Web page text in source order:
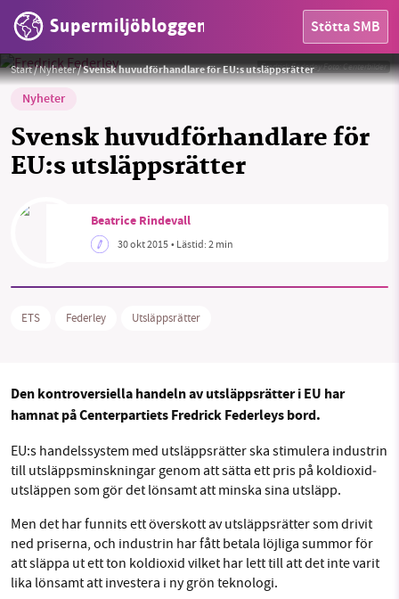
Supermiljöbloggen Stötta SMB
HEM
MILJÖFAKTA
OM OSS
Facebook Instagram BlueSky
Threads LinkedIn
Start/Nyheter/Svensk huvudförhandlare för EU:s utsläppsrätter
Nyheter
Svensk huvudförhandlare för
EU:s utsläppsrätter
Fredrick FederleyFoto:Centerbilder
Beatrice Rindevall
30 okt 2015• Lästid:2 min
ETS Federley Utsläppsrätter
Den kontroversiella handeln av utsläppsrätter i EU har
hamnat på Centerpartiets Fredrick Federleys bord.
EU:s han­dels­sy­stem med ut­släpps­rät­ter ska stimulera industrin
till ut­släpps­minsk­ning­ar genom att sätta ett pris på kol­di­ox­id­
ut­släp­pen som gör det lönsamt att minska sina utsläpp.
Men det har funnits ett överskott av ut­släpps­rät­ter som drivit
ned priserna, och industrin har fått betala löjliga summor för
att släppa ut ett ton koldioxid vilket har lett till att det inte varit
lika lönsamt att investera i ny grön teknologi.
SMB kämpar för en hållbar framtid. Sedan
starten 2010 har vår ideella redaktion drivit
miljödebatten framåt genom
nyhetsbevakning och granskningar. Nu vill vi
utveckla vårt arbete – och vi hoppas att du
vill hjälpa oss.